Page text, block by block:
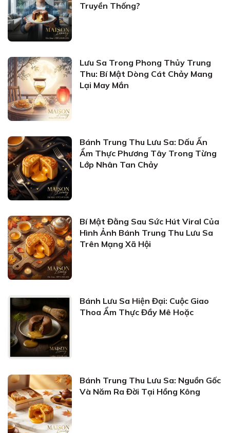
Truyền Thống?
Lưu Sa Trong Phong Thủy Trung
Thu: Bí Mật Dòng Cát Chảy Mang
Lại May Mắn
Bánh Trung Thu Lưu Sa: Dấu Ấn
Ẩm Thực Phương Tây Trong Từng
Lớp Nhân Tan Chảy
Bí Mật Đằng Sau Sức Hút Viral Của
Hình Ảnh Bánh Trung Thu Lưu Sa
Trên Mạng Xã Hội
Bánh Lưu Sa Hiện Đại: Cuộc Giao
Thoa Ẩm Thực Đầy Mê Hoặc
Bánh Trung Thu Lưu Sa: Nguồn Gốc
Và Năm Ra Đời Tại Hồng Kông